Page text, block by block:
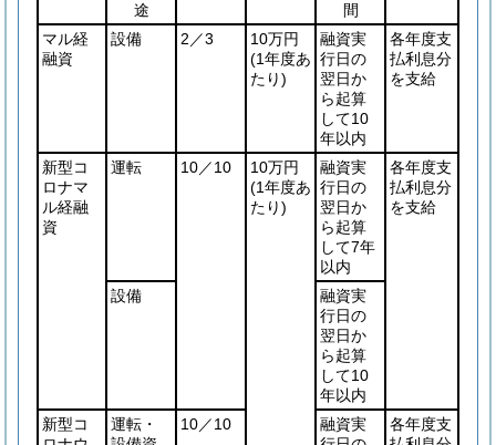
途
間
マル経
融資
設備 2／3
10万円
(1年度あ
たり)
融資実
行日の
翌日か
ら起算
して10
年以内
各年度支
払利息分
を支給
新型コ
ロナマ
ル経融
資
運転 10／10
10万円
(1年度あ
たり)
融資実
行日の
翌日か
ら起算
して7年
以内
各年度支
払利息分
を支給
設備
融資実
行日の
翌日か
ら起算
して10
年以内
新型コ
運転・
10／10
融資実
各年度支